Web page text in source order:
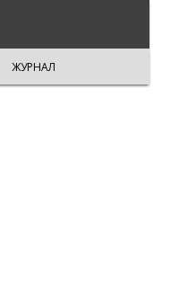
ЖУРНАЛ